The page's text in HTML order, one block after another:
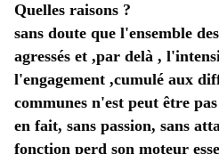
Quelles raisons ?
sans doute que l'ensemble
agressés et ,par delà ,
l'engagement ,cumulé aux
communes n'est peut être
en fait, sans passion, sans
fonction perd son moteur